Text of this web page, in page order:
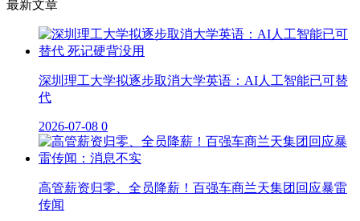
最新文章
深圳理工大学拟逐步取消大学英语：AI人工智能已可替
代
2026-07-08 0
高管薪资归零、全员降薪！百强车商兰天集团回应暴雷
传闻